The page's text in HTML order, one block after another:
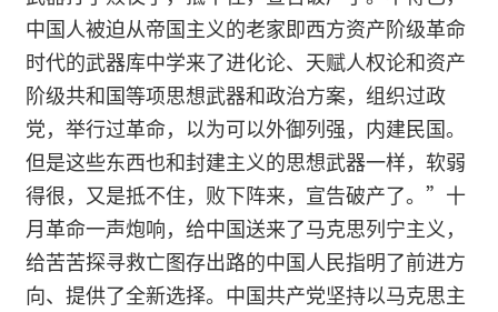
中国人被迫从帝国主义的老家即西方资产阶级革命
时代的武器库中学来了进化论、天赋人权论和资产
阶级共和国等项思想武器和政治方案，组织过政
党，举行过革命，以为可以外御列强，内建民国。
但是这些东西也和封建主义的思想武器一样，软弱
得很，又是抵不住，败下阵来，宣告破产了。”十
月革命一声炮响，给中国送来了马克思列宁主义，
给苦苦探寻救亡图存出路的中国人民指明了前进方
向、提供了全新选择。中国共产党坚持以马克思主